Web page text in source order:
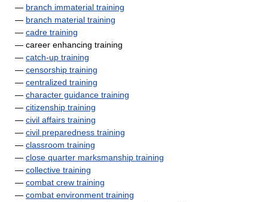
— branch immaterial training
— branch material training
— cadre training
— career enhancing training
— catch-up training
— censorship training
— centralized training
— character guidance training
— citizenship training
— civil affairs training
— civil preparedness training
— classroom training
— close quarter marksmanship training
— collective training
— combat crew training
— combat environment training